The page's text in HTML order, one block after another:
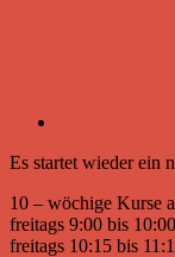
Es startet wieder ein
10 – wöchige Kurse
freitags 9:00 bis
freitags 10:15 bis